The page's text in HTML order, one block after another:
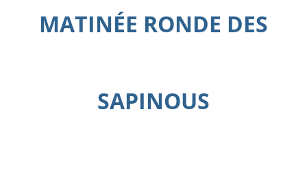
MATINÉE RONDE DES
SAPINOUS